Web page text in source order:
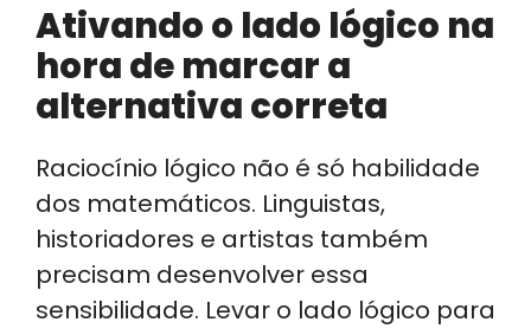
Ativando o lado lógico na
hora de marcar a
alternativa correta
Raciocínio lógico não é só habilidade
dos matemáticos. Linguistas,
historiadores e artistas também
precisam desenvolver essa
sensibilidade. Levar o lado lógico para